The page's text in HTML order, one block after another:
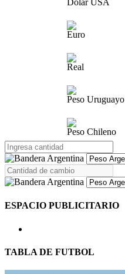
Dólar USA
Euro
Real
Peso Uruguayo
Peso Chileno
ESPACIO PUBLICITARIO
TABLA DE FUTBOL